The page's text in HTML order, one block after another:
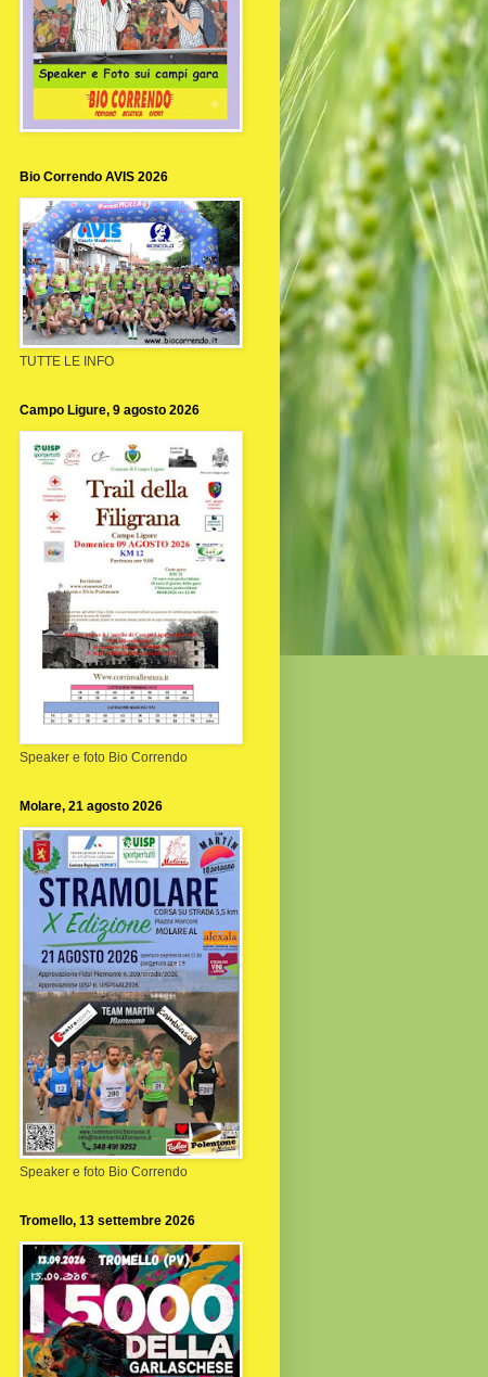
Bio Correndo AVIS 2026
TUTTE LE INFO
Campo Ligure, 9 agosto 2026
Speaker e foto Bio Correndo
Molare, 21 agosto 2026
Speaker e foto Bio Correndo
Tromello, 13 settembre 2026